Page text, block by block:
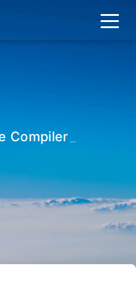
Compiler